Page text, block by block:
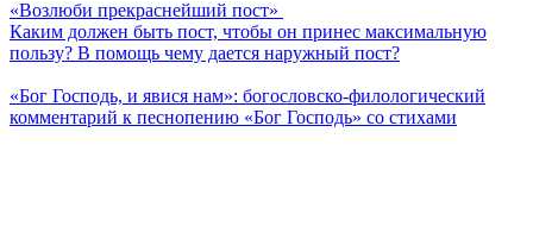
«Возлюби прекраснейший пост»
Каким должен быть пост, чтобы он принес максимальную
пользу? В помощь чему дается наружный пост?
«Бог Господь, и явися нам»: богословско-филологический
комментарий к песнопению «Бог Господь» со стихами